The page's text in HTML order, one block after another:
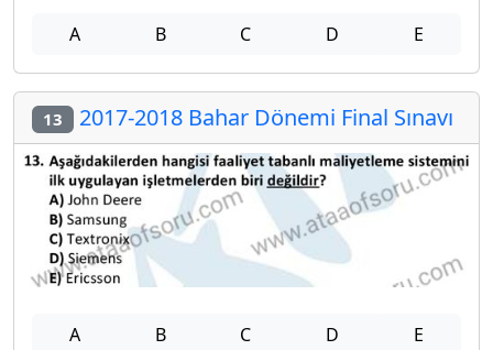
A B C D E
13 2017-2018 Bahar Dönemi Final Sınavı
A B C D E